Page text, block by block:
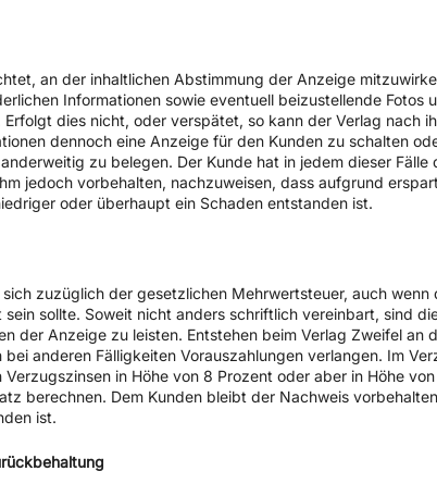
an der inhaltlichen Abstimmung der Anzeige
Informationen sowie eventuell beizustellende Fotos
dies nicht, oder verspätet, so kann der Verlag nach
dennoch eine Anzeige für den Kunden zu schalten
zu belegen. Der Kunde hat in jedem dieser
jedoch vorbehalten, nachzuweisen, dass aufgrund
oder überhaupt ein Schaden entstanden ist.
zuzüglich der gesetzlichen Mehrwertsteuer, auch wenn
sollte. Soweit nicht anders schriftlich vereinbart, sind
der Anzeige zu leisten. Entstehen beim Verlag Zweifel an
bei anderen Fälligkeiten Vorauszahlungen verlangen. Im
Verzugszinsen in Höhe von 8 Prozent oder aber in Höhe
berechnen. Dem Kunden bleibt der Nachweis
ist.